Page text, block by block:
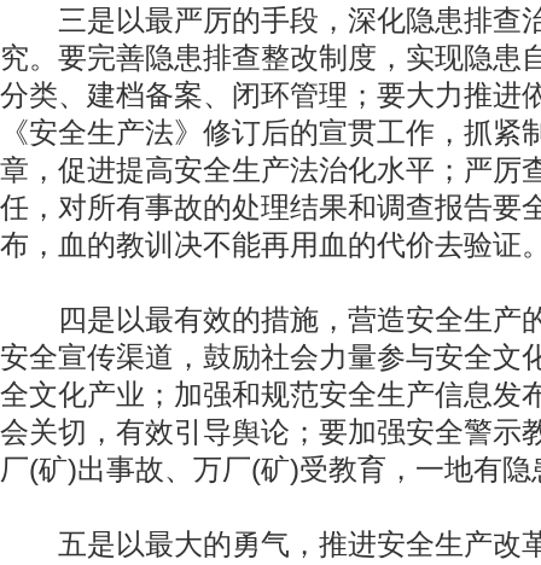
三是以最严厉的手段，深化隐患排查
究。要完善隐患排查整改制度，实现隐患
分类、建档备案、闭环管理；要大力推进
《安全生产法》修订后的宣贯工作，抓紧
章，促进提高安全生产法治化水平；严厉
任，对所有事故的处理结果和调查报告要
布，血的教训决不能再用血的代价去验证
四是以最有效的措施，营造安全生产
安全宣传渠道，鼓励社会力量参与安全文
全文化产业；加强和规范安全生产信息发
会关切，有效引导舆论；要加强安全警示
厂(矿)出事故、万厂(矿)受教育，一地有隐
五是以最大的勇气，推进安全生产改